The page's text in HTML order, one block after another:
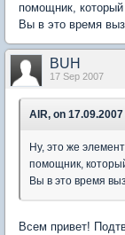
помощник,
Вы в это время
BUH
17 Sep 2007
AlR, on
Ну, это же
помощник,
Вы в это время
Всем привет!